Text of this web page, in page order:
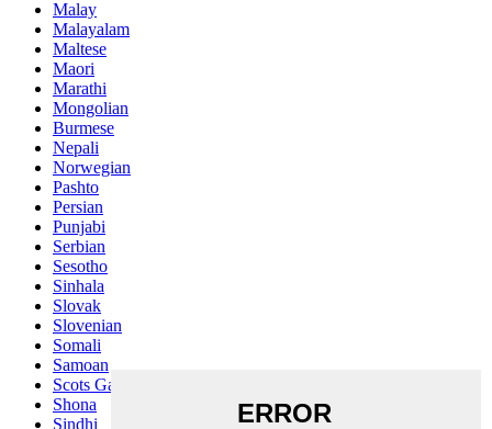
Malay
Malayalam
Maltese
Maori
Marathi
Mongolian
Burmese
Nepali
Norwegian
Pashto
Persian
Punjabi
Serbian
Sesotho
Sinhala
Slovak
Slovenian
Somali
Samoan
Scots Gaelic
Shona
Sindhi